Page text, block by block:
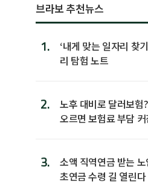
브라보 추천뉴스
1.
‘내게 맞는 일자리 찾
리 탐험 노트
2.
노후 대비로 달러보험
오르면 보험료 부담
3.
소액 직역연금 받는
초연금 수령 길 열린다